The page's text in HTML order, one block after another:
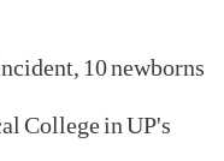
10 newborns
College in UP's